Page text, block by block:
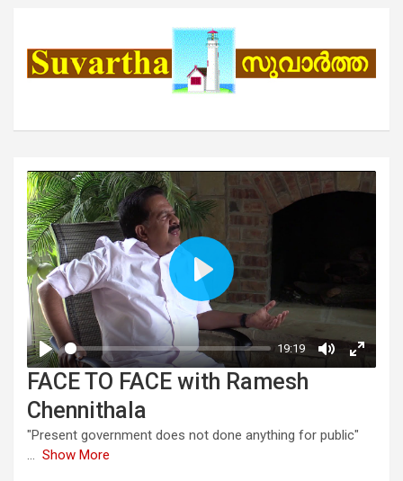
FACE TO FACE with Ramesh
Chennithala
"Present government does not done anything for public"
... Show More